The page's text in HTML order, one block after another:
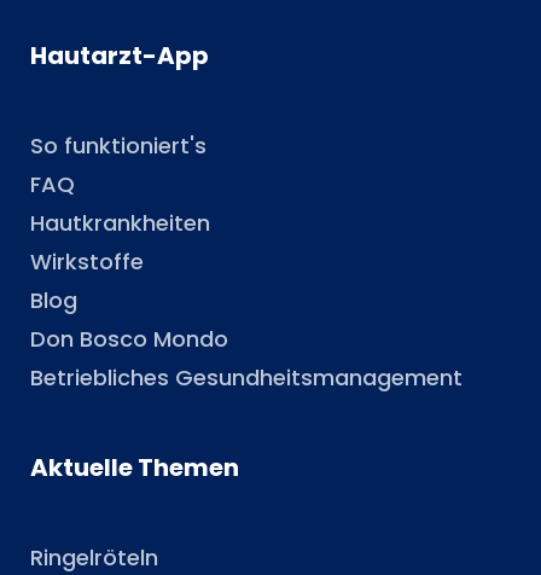
Hautarzt-App
So funktioniert's
FAQ
Hautkrankheiten
Wirkstoffe
Blog
Don Bosco Mondo
Betriebliches Gesundheitsmanagement
Aktuelle Themen
Ringelröteln